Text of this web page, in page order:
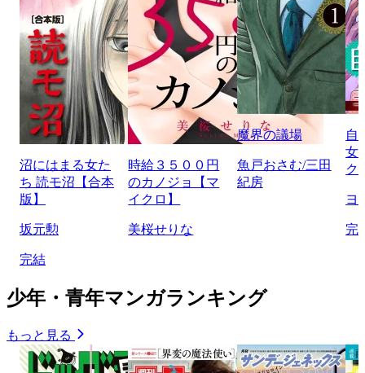
沼にはまる女た
ち 読モ沼【合本
版】
坂元勲
完結
時給３５００円
のカノジョ【マ
イクロ】
美桜せりな
魔界の議場
魚戸おさむ/三田
紀房
自
女
ク
ヨ
完
少年・青年マンガランキング
もっと見る